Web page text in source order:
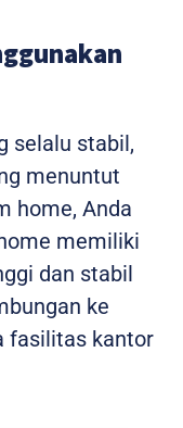
selalu stabil,
menuntut
home, Anda
memiliki
dan stabil
ke
fasilitas kantor